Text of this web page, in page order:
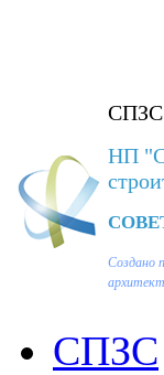
СПЗС
НП
Создано
СПЗС